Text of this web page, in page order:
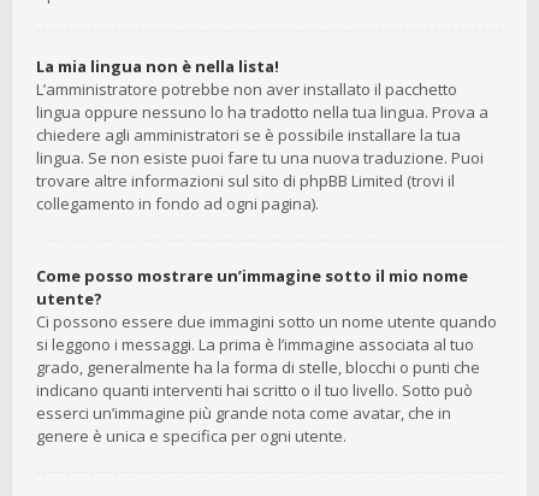
La mia lingua non è nella lista!
L’amministratore potrebbe non aver installato il pacchetto
lingua oppure nessuno lo ha tradotto nella tua lingua. Prova a
chiedere agli amministratori se è possibile installare la tua
lingua. Se non esiste puoi fare tu una nuova traduzione. Puoi
trovare altre informazioni sul sito di phpBB Limited (trovi il
collegamento in fondo ad ogni pagina).
Come posso mostrare un’immagine sotto il mio nome
utente?
Ci possono essere due immagini sotto un nome utente quando
si leggono i messaggi. La prima è l’immagine associata al tuo
grado, generalmente ha la forma di stelle, blocchi o punti che
indicano quanti interventi hai scritto o il tuo livello. Sotto può
esserci un’immagine più grande nota come avatar, che in
genere è unica e specifica per ogni utente.